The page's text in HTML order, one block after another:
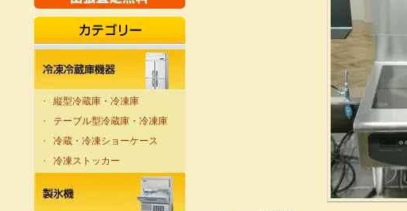
・
縦型冷蔵庫・冷凍庫
・
テーブル型冷蔵庫・冷凍庫
・
冷蔵・冷凍ショーケース
・
冷凍ストッカー